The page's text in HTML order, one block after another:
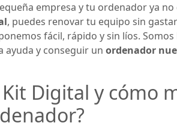
empresa y tu ordenador ya no
, puedes renovar tu equipo sin
fácil, rápido y sin líos.
ayuda y conseguir un ordenador
Digital y cómo